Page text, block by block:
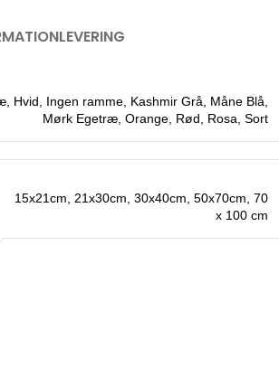
LEVERING
, Hvid, Ingen ramme, Kashmir Grå, Måne Blå,
Mørk Egetræ, Orange, Rød, Rosa, Sort
15x21cm, 21x30cm, 30x40cm, 50x70cm, 70
x 100 cm